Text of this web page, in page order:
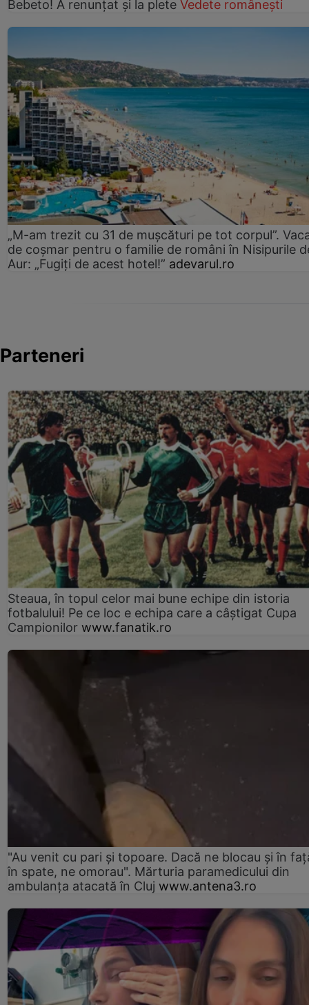
Bebeto! A renunțat și la plete Vedete românești
„M-am trezit cu 31 de mușcături pe tot corpul”.
de coșmar pentru o familie de români în Nisipurile
Aur: „Fugiți de acest hotel!” adevarul.ro
Parteneri
Steaua, în topul celor mai bune echipe din istoria
fotbalului! Pe ce loc e echipa care a câştigat Cupa
Campionilor www.fanatik.ro
"Au venit cu pari și topoare. Dacă ne blocau şi în
în spate, ne omorau". Mărturia paramedicului din
ambulanţa atacată în Cluj www.antena3.ro